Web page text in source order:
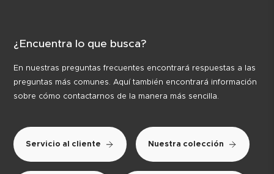
¿Encuentra lo que busca?
En nuestras preguntas frecuentes encontrará respuestas a las
preguntas más comunes. Aquí también encontrará información
sobre cómo contactarnos de la manera más sencilla.
Servicio al cliente Nuestra colección